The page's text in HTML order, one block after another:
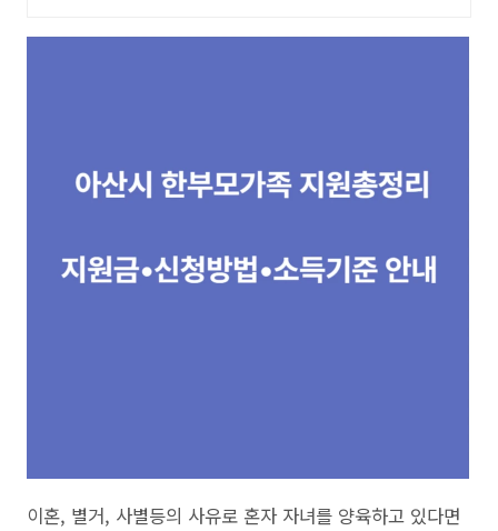
이혼, 별거, 사별등의 사유로 혼자 자녀를 양육하고 있다면